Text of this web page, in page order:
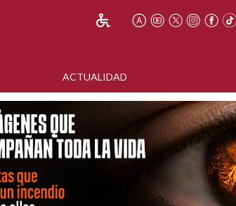
ACTUALIDAD